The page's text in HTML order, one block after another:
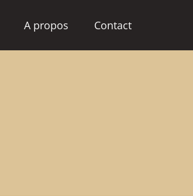
A propos Contact